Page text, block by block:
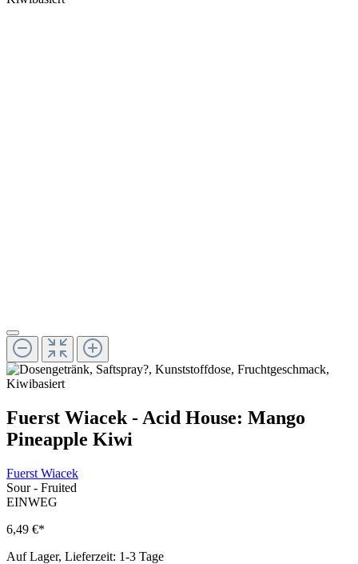
Fuerst Wiacek - Acid House: Mango
Pineapple Kiwi
Fuerst Wiacek
Sour - Fruited
EINWEG
6,49 €*
Auf Lager, Lieferzeit: 1-3 Tage